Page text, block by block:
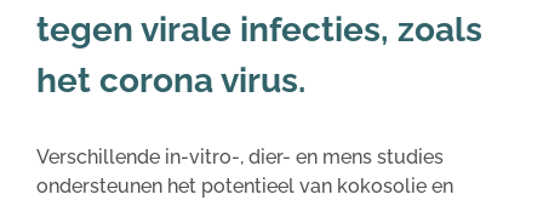
tegen virale infecties, zoals
het corona virus.
Verschillende in-vitro-, dier- en mens studies
ondersteunen het potentieel van kokosolie en